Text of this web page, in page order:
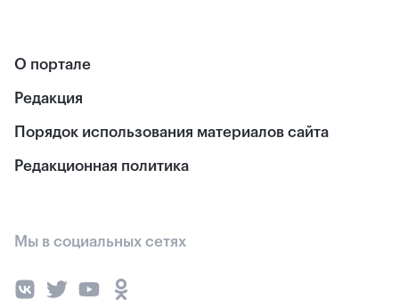
О портале
Редакция
Порядок использования материалов сайта
Редакционная политика
Мы в социальных сетях